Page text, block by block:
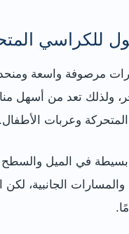
للكراسي
مرصوفة واسعة
ولذلك تعد من أسهل
وعربات الأطفال.
بسيطة في الميل
الجانبية،